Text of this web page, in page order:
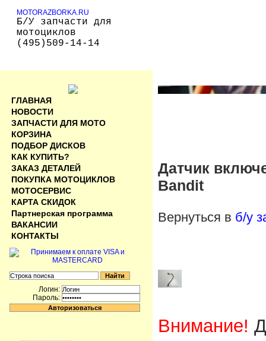
MOTORAZBORKA.RU
Б/У запчасти для
мотоциклов
(495)509-14-14
Датчик
Bandit
Вернуться в б/у
Внимание!
ГЛАВНАЯ
НОВОСТИ
ЗАПЧАСТИ ДЛЯ МОТО
КОРЗИНА
ПОДБОР ДИСКОВ
КАК КУПИТЬ?
ЗАКАЗ ДЕТАЛЕЙ
ПОКУПКА МОТОЦИКЛОВ
МОТОСЕРВИС
КАРТА СКИДОК
Партнерская программа
ВАКАНСИИ
КОНТАКТЫ
Логин:
Пароль: